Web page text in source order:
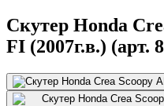
Скутер Honda
FI (2007г.в.) (арт.